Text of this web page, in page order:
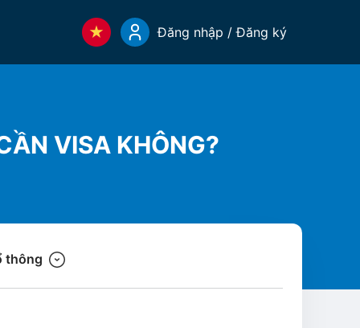
Đăng nhập / Đăng ký
VISA KHÔNG?
thông